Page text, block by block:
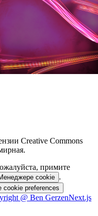
Creative Commons
примите
cookie .
cookie preferences
@ Ben GerzenNext.js